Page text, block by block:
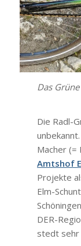
Das
Die Radl-
Macher (=
Amts­hof
Pro­jek­te
Elm-
DER-
stedt sehr